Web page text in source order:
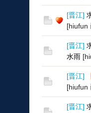
[晋江]
[hiufun
[晋江]
水雨
[晋江]
[hiufun
[晋江]